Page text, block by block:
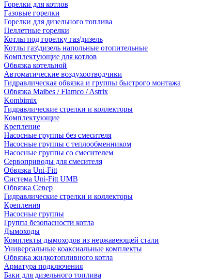
Горелки для котлов
Газовые горелки
Горелки для дизельного топлива
Пеллетные горелки
Котлы под горелку газ/дизель
Котлы газ\дизель напольные отопительные
Комплектующие для котлов
Обвязка котельной
Автоматические воздухоотводчики
Гидравлическая обвязка и группы быстрого монтажа
Обвязка Maibes / Flamco / Astrix
Kombimix
Гидравлические стрелки и коллекторы
Комплектующие
Крепление
Насосные группы без смесителя
Насосные группы с теплообменником
Насосные группы со смесителем
Сервоприводы для смесителя
Обвязка Uni-Fitt
Система Uni-Fitt UMB
Обвязка Север
Гидравлические стрелки и коллекторы
Крепления
Насосные группы
Группа безопасности котла
Дымоходы
Комплекты дымоходов из нержавеющей стали
Универсальные коаксиальные комплекты
Обвязка жидкотопливного котла
Арматура подключения
Баки для дизельного топлива